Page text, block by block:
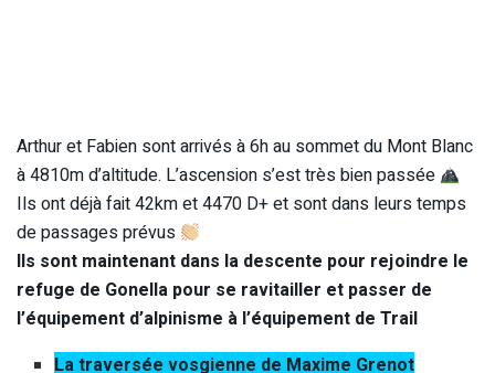
Arthur et Fabien sont arrivés à 6h au sommet du Mont Blanc
à 4810m d’altitude. L’ascension s’est très bien passée
Ils ont déjà fait 42km et 4470 D+ et sont dans leurs temps
de passages prévus
Ils sont maintenant dans la descente pour rejoindre le
refuge de Gonella pour se ravitailler et passer de
l’équipement d’alpinisme à l’équipement de Trail
La traversée vosgienne de Maxime Grenot